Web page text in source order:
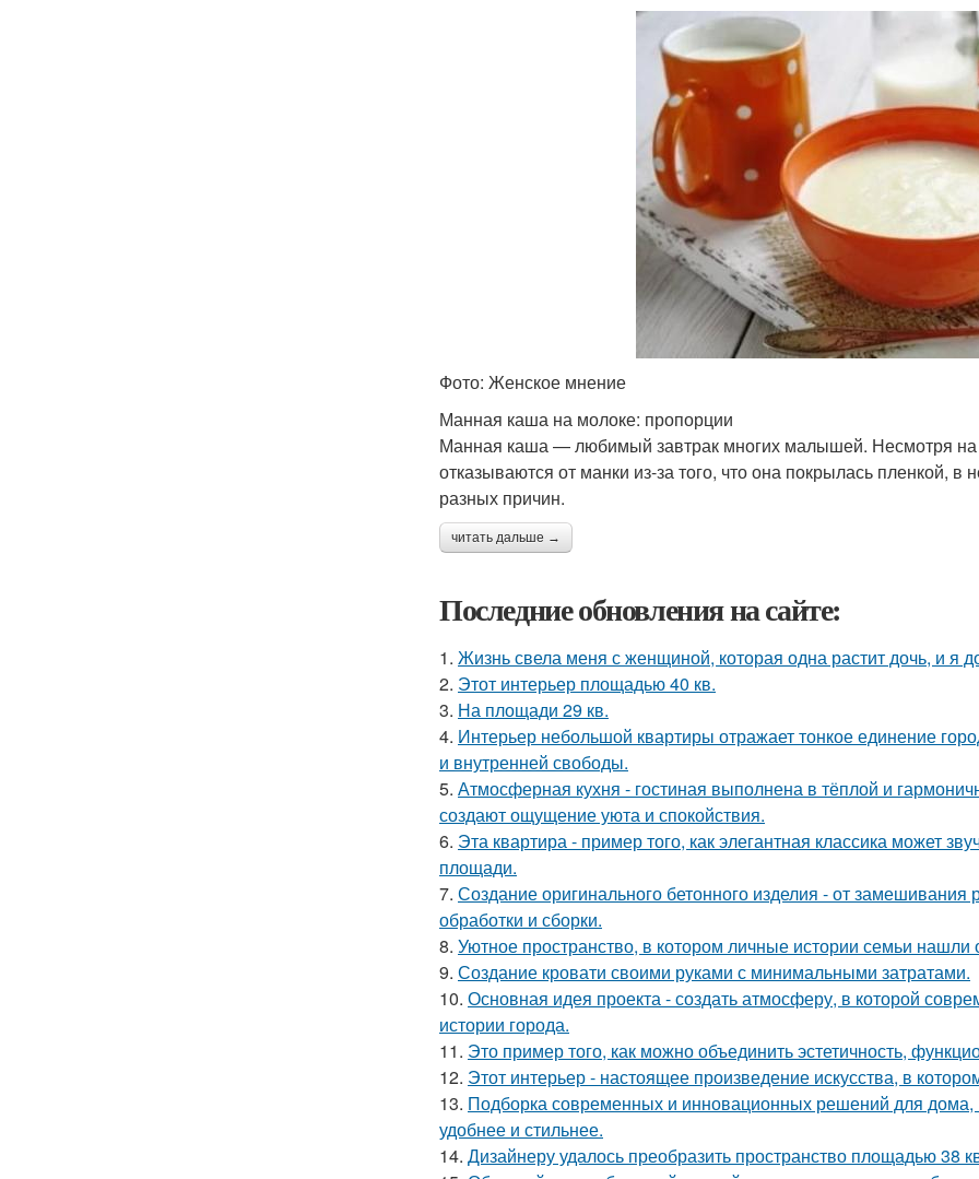
Фото: Женское мнение
Манная каша на молоке: пропорции
Манная каша — любимый завтрак многих малышей. Несмотря на
отказываются от манки из-за того, что она покрылась пленкой,
разных причин.
читать дальше →
Последние обновления на сайте:
1. Жизнь свела меня с женщиной, которая одна растит дочь, и я
2. Этот интерьер площадью 40 кв.
3. На площади 29 кв.
4. Интерьер небольшой квартиры отражает тонкое единение
и внутренней свободы.
5. Атмосферная кухня - гостиная выполнена в тёплой и
создают ощущение уюта и спокойствия.
6. Эта квартира - пример того, как элегантная классика может
площади.
7. Создание оригинального бетонного изделия - от
обработки и сборки.
8. Уютное пространство, в котором личные истории семьи нашли
9. Создание кровати своими руками с минимальными затратами.
10. Основная идея проекта - создать атмосферу, в которой
истории города.
11. Это пример того, как можно объединить эстетичность,
12. Этот интерьер - настоящее произведение искусства, в
13. Подборка современных и инновационных решений для
удобнее и стильнее.
14. Дизайнеру удалось преобразить пространство площадью 38